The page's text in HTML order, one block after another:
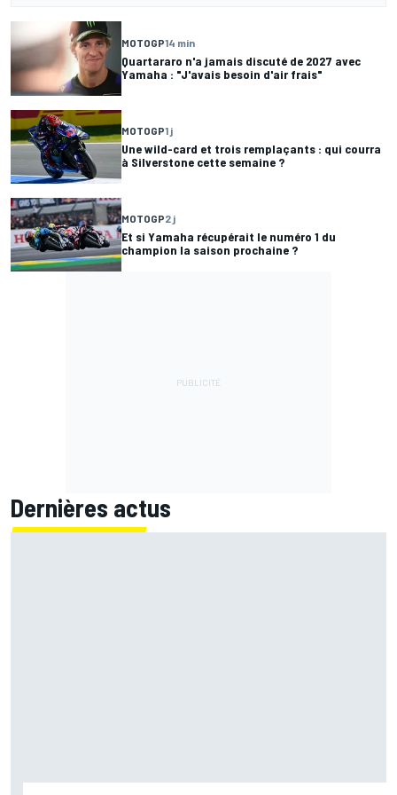
MOTOGP14 min
Quartararo n'a jamais discuté de 2027 avec
Yamaha : "J'avais besoin d'air frais"
MOTOGP1 j
Une wild-card et trois remplaçants : qui courra
à Silverstone cette semaine ?
MOTOGP2 j
Et si Yamaha récupérait le numéro 1 du
champion la saison prochaine ?
Dernières actus